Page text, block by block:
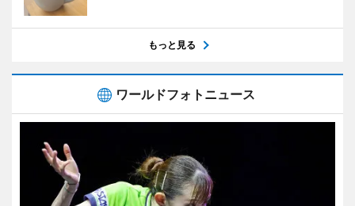
もっと見る
ワールドフォトニュース